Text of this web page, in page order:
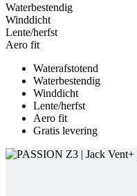
Waterafstotend
Waterbestendig
Winddicht
Lente/herfst
Gratis levering